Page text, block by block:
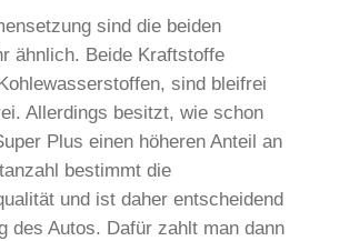
sind die beiden
ähnlich. Beide Kraftstoffe
sind bleifrei
Allerdings besitzt, wie schon
Plus einen höheren Anteil an
bestimmt die
und ist daher entscheidend
des Autos. Dafür zahlt man dann